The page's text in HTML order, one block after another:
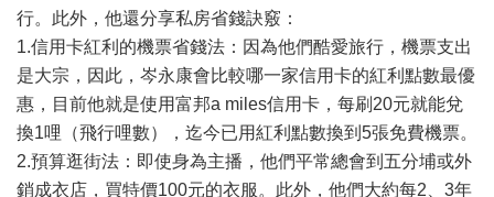
行。此外，他還分享私房省錢訣竅：
1.信用卡紅利的機票省錢法：因為他們酷愛旅行，機票支出
是大宗，因此，岑永康會比較哪一家信用卡的紅利點數最優
惠，目前他就是使用富邦a miles信用卡，每刷20元就能兌
換1哩（飛行哩數），迄今已用紅利點數換到5張免費機票。
2.預算逛街法：即使身為主播，他們平常總會到五分埔或外
銷成衣店，買特價100元的衣服。此外，他們大約每2、3年